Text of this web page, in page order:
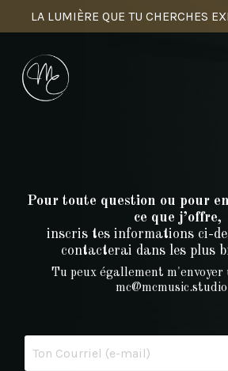
LA LUMIÈRE QUE TU CHERCHES
Pour toute question ou pour
ce que j’offre,
inscris tes informations ci-
contacterai dans les plus
Tu peux égallement m'envoyer
mc@mcmusic.studio